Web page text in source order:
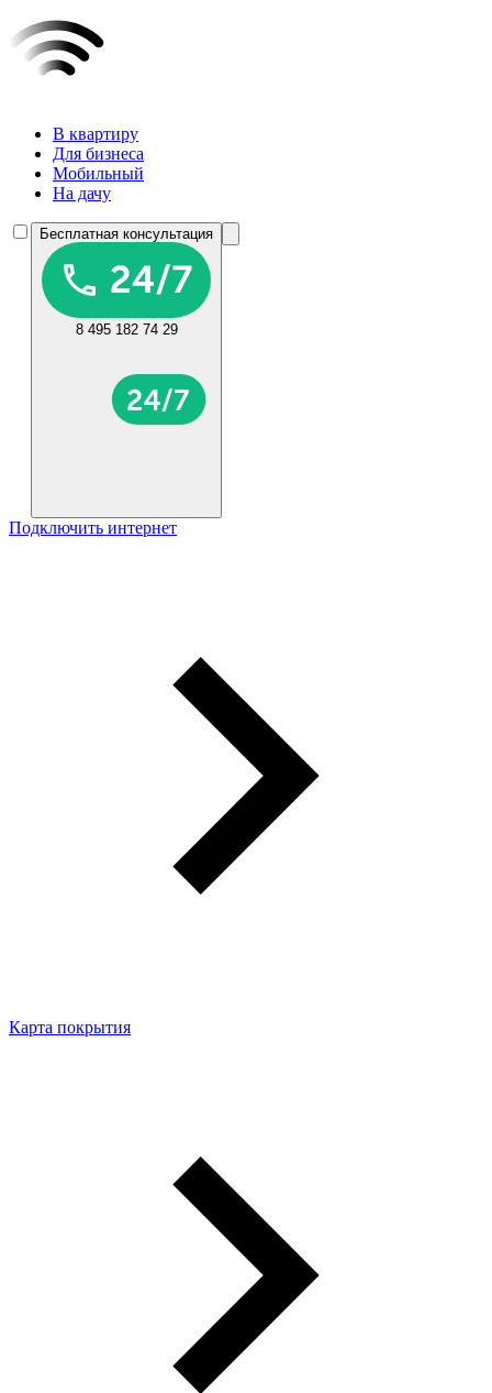
В квартиру
Для бизнеса
Мобильный
На дачу
Бесплатная консультация
8 495 182 74 29
Подключить интернет
Карта покрытия